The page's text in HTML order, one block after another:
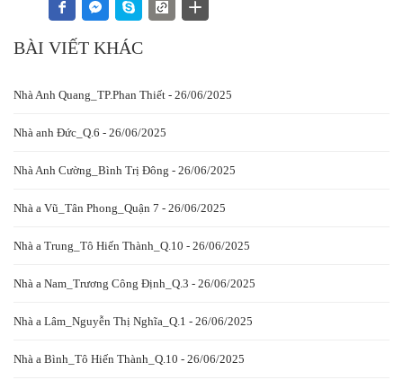
BÀI VIẾT KHÁC
Nhà Anh Quang_TP.Phan Thiết - 26/06/2025
Nhà anh Đức_Q.6 - 26/06/2025
Nhà Anh Cường_Bình Trị Đông - 26/06/2025
Nhà a Vũ_Tân Phong_Quận 7 - 26/06/2025
Nhà a Trung_Tô Hiến Thành_Q.10 - 26/06/2025
Nhà a Nam_Trương Công Định_Q.3 - 26/06/2025
Nhà a Lâm_Nguyễn Thị Nghĩa_Q.1 - 26/06/2025
Nhà a Bình_Tô Hiến Thành_Q.10 - 26/06/2025